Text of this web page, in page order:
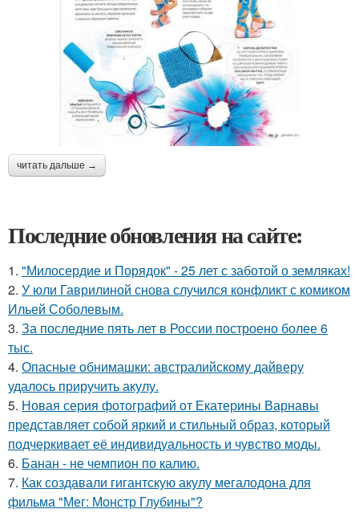
читать дальше →
Последние обновления на сайте:
1. "Милосердие и Порядок" - 25 лет с заботой о земляках!
2. У юли Гаврилиной снова случился конфликт с комиком
Ильей Соболевым.
3. За последние пять лет в России построено более 6
тыс.
4. Опасные обнимашки: австралийскому дайверу
удалось приручить акулу.
5. Новая серия фотографий от Екатерины Варнавы
представляет собой яркий и стильный образ, который
подчеркивает её индивидуальность и чувство моды.
6. Банан - не чемпион по калию.
7. Как создавали гигантскую акулу мегалодона для
фильма "Мег: Монстр Глубины"?